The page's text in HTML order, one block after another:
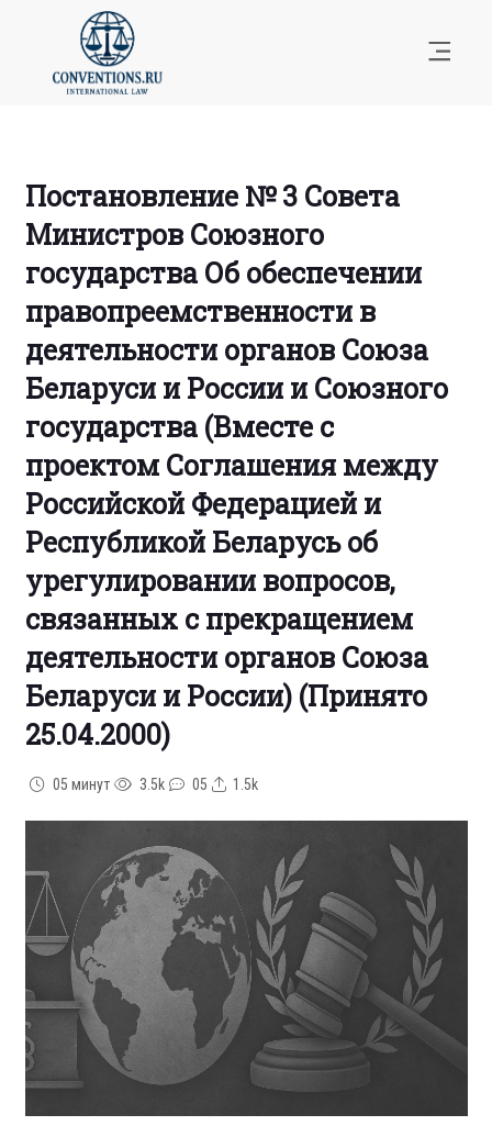
Постановление № 3 Совета
Министров Союзного
государства Об обеспечении
правопреемственности в
деятельности органов Союза
Беларуси и России и Союзного
государства (Вместе с
проектом Соглашения между
Российской Федерацией и
Республикой Беларусь об
урегулировании вопросов,
связанных с прекращением
деятельности органов Союза
Беларуси и России) (Принято
25.04.2000)
05 минут 3.5k 05 1.5k